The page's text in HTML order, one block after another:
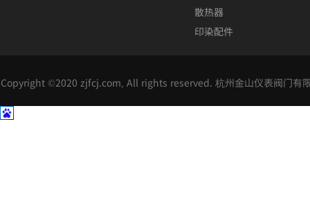
散热器
印染配件
Copyright ©2020 zjfcj.com, All rights reserved. 杭州金山仪表阀门有